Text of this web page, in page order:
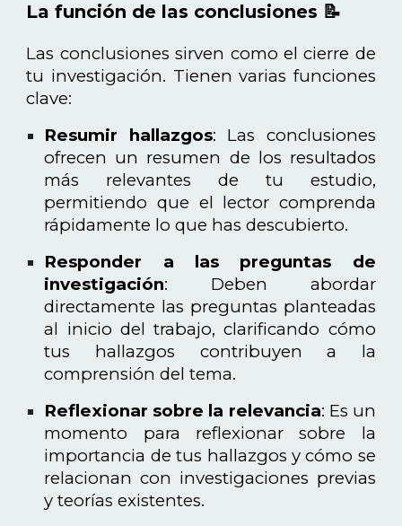
La función de las conclusiones 📝
Las conclusiones sirven como el cierre de
tu investigación. Tienen varias funciones
clave:
Resumir hallazgos: Las conclusiones
ofrecen un resumen de los resultados
más relevantes de tu estudio,
permitiendo que el lector comprenda
rápidamente lo que has descubierto.
Responder a las preguntas de
investigación: Deben abordar
directamente las preguntas planteadas
al inicio del trabajo, clarificando cómo
tus hallazgos contribuyen a la
comprensión del tema.
Reflexionar sobre la relevancia: Es un
momento para reflexionar sobre la
importancia de tus hallazgos y cómo se
relacionan con investigaciones previas
y teorías existentes.